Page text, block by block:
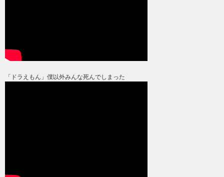
「ドラえもん」僕以外みんな死んでしまった